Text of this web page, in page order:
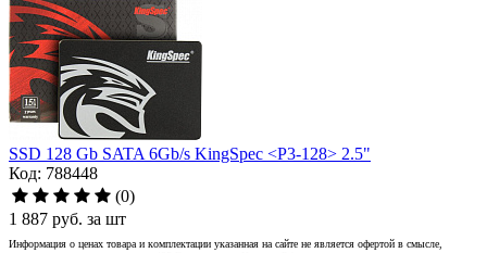
SSD 128 Gb SATA 6Gb/s KingSpec <P3-128> 2.5"
Код: 788448
(0)
1 887 руб. за шт
Информация о ценах товара и комплектации указанная на сайте не является офертой в смысле,